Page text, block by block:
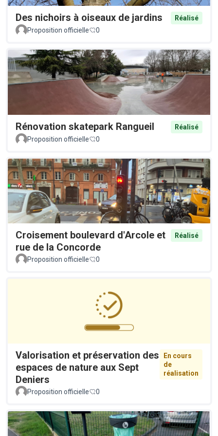
Des nichoirs à oiseaux de jardins
Réalisé
Proposition officielle
0
Rénovation skatepark Rangueil
Réalisé
Proposition officielle
0
Croisement boulevard d'Arcole et
rue de la Concorde
Réalisé
Proposition officielle 0
Valorisation et préservation des
espaces de nature aux Sept
Deniers
En cours
de
réalisation
Proposition officielle 0